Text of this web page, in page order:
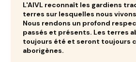
L'AIVL reconnaît les gardiens
terres sur lesquelles nous
Nous rendons un profond
passés et présents. Les terres
toujours été et seront toujours
aborigènes.